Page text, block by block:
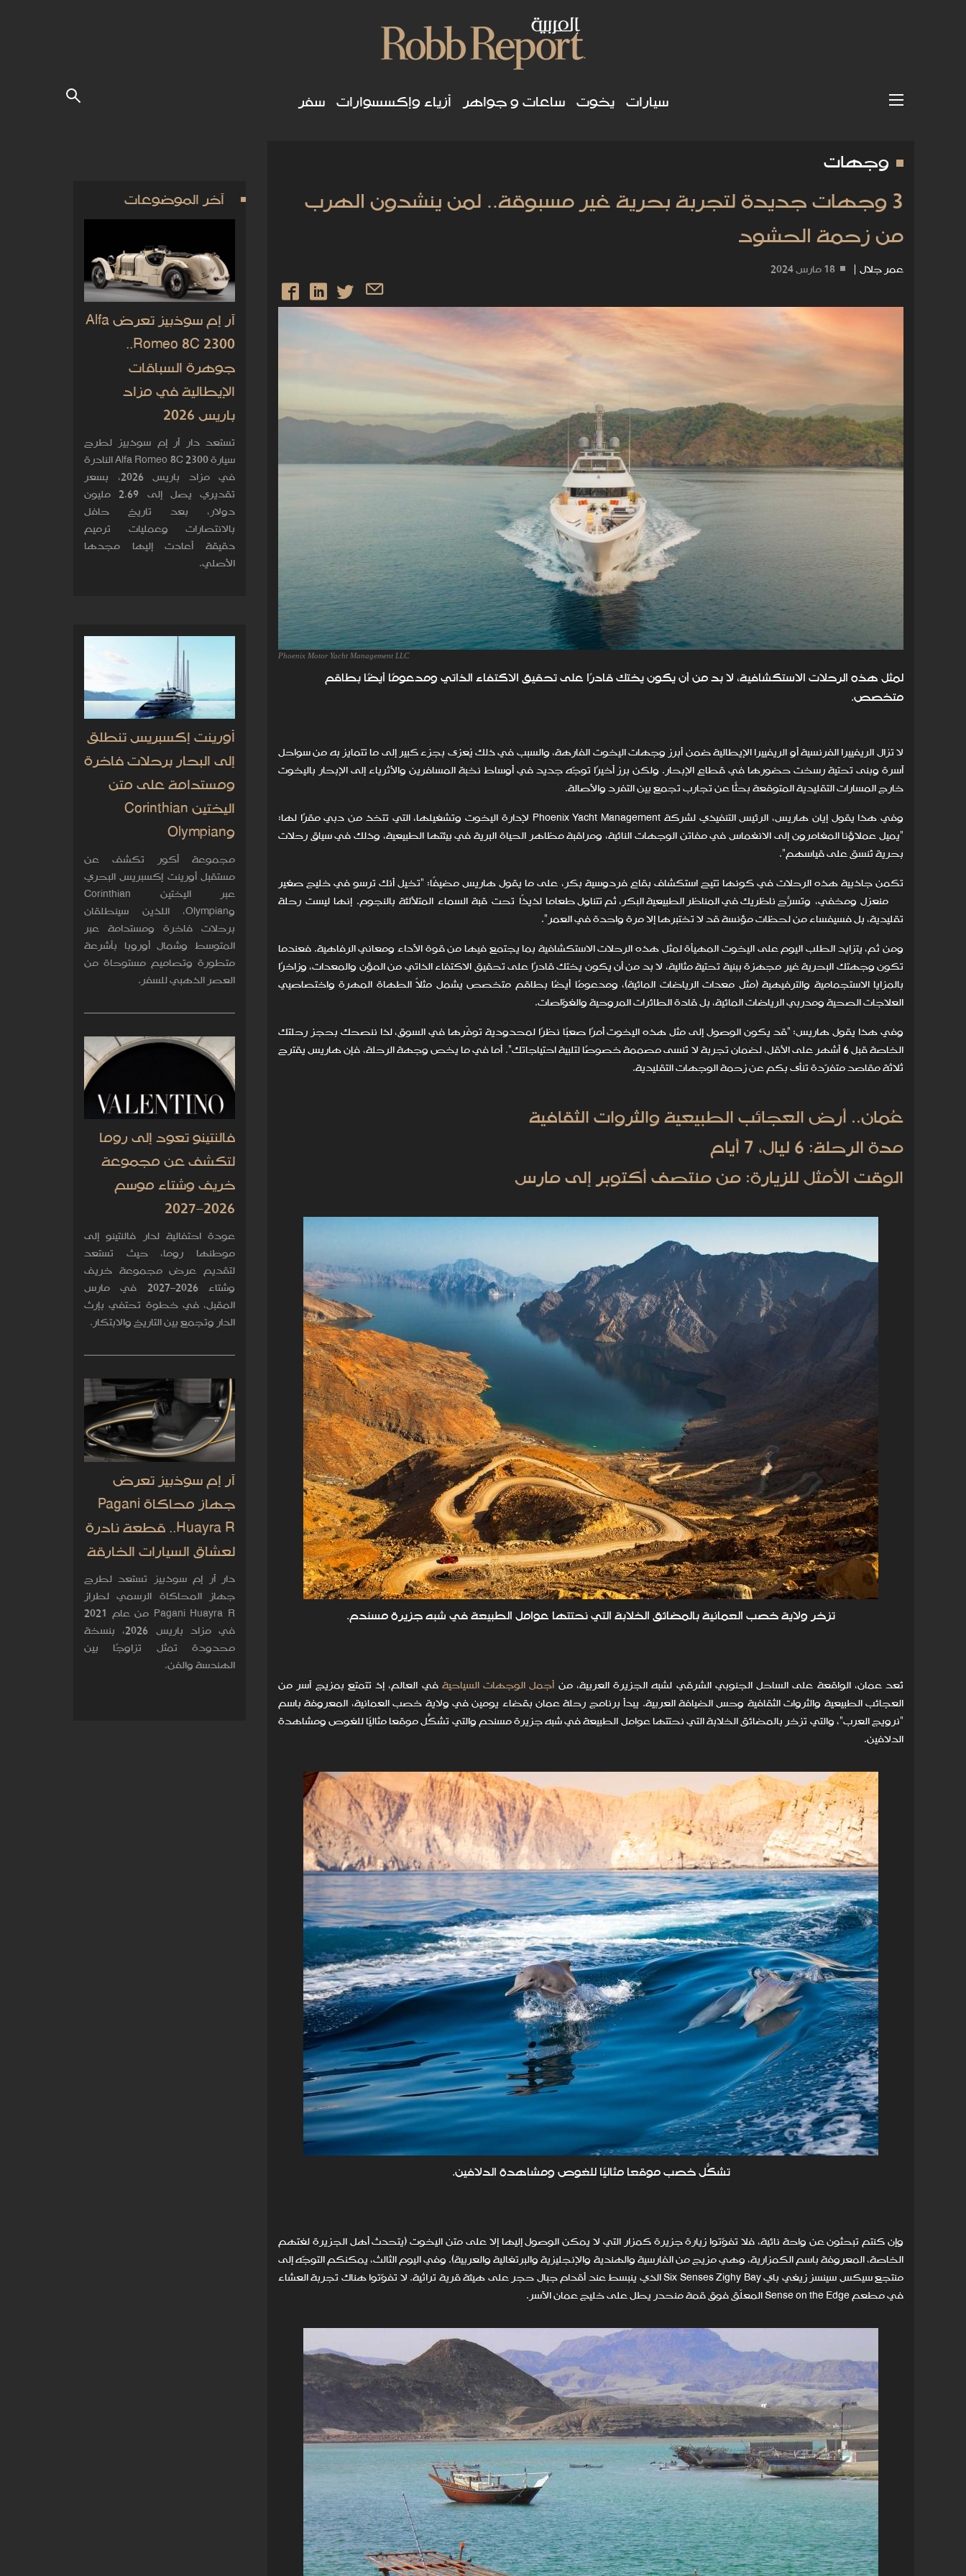
سيارات يخوت ساعات و جواهر أزياء وإكسسوارات سفر
وجهات
3 وجهات جديدة لتجربة بحرية غير مسبوقة.. لمن ينشدون الهرب
من زحمة الحشود
عمر جلال | 18 مارس 2024
لمثل هذه الرحلات الاستكشافية، لا بد من أن يكون يختك قادرًا على تحقيق الاكتفاء الذاتي ومدعومًا أيضًا بطاقم
متخصص.
Phoenix Motor Yacht Management LLC
لا تزال الريفييرا الفرنسية أو الريفييرا الإيطالية ضمن أبرز وجهات اليخوت الفارهة، والسبب في ذلك يُعزى بجزء كبير إلى ما تتمايز به من سواحل
آسرة وبنى تحتية رسخت حضورها في قطاع الإبحار. ولكن برز أخيرًا توجّه جديد في أوساط نخبة المسافرين والأثرياء إلى الإبحار باليخوت
خارج المسارات التقليدية المتوقعة بحثًا عن تجارب تجمع بين التفرد والأصالة.
وفي هذا يقول إيان هاريس، الرئيس التنفيذي لشركة Phoenix Yacht Management لإدارة اليخوت وتشغيلها، التي تتخذ من دبي مقرًا لها:
"يميل عملاؤنا المغامرون إلى الانغماس في مفاتن الوجهات النائية، ومراقبة مظاهر الحياة البرية في بيئتها الطبيعية، وذلك في سياق رحلات
بحرية تُنسق على قياسهم".
تكمن جاذبية هذه الرحلات في كونها تتيح استكشاف بقاع فردوسية بكر، على ما يقول هاريس مضيفًا: "تخيل أنك ترسو في خليج صغير
منعزل ومخفي، وتسرّح ناظريك في المناظر الطبيعية البكر، ثم تتناول طعامًا لذيذًا تحت قبة السماء المتلألئة بالنجوم. إنها ليست رحلة
تقليدية، بل فسيفساء من لحظات مؤنسة قد لا تختبرها إلا مرة واحدة في العمر".
ومن ثم، يتزايد الطلب اليوم على اليخوت المهيأة لمثل هذه الرحلات الاستكشافية بما يجتمع فيها من قوة الأداء ومعاني الرفاهية. فعندما
تكون وجهتك البحرية غير مجهزة ببنية تحتية مثالية، لا بد من أن يكون يختك قادرًا على تحقيق الاكتفاء الذاتي من المؤن والمعدات، وزاخرًا
بالمزايا الاستجمامية والترفيهية (مثل معدات الرياضات المائية)، ومدعومًا أيضًا بطاقم متخصص يشمل مثلاً الطهاة المهرة واختصاصيي
العلاجات الصحية ومدربي الرياضات المائية، بل قادة الطائرات المروحية والغوّاصات.
وفي هذا يقول هاريس: "قد يكون الوصول إلى مثل هذه اليخوت أمرًا صعبًا نظرًا لمحدودية توفّرها في السوق، لذا ننصحك بحجز رحلتك
الخاصة قبل 6 أشهر على الأقل، لضمان تجربة لا تُنسى مصممة خصوصًا لتلبية احتياجاتك". أما في ما يخص وجهة الرحلة، فإن هاريس يقترح
ثلاثة مقاصد متفرّدة تنأى بكم عن زحمة الوجهات التقليدية.
عُمان.. أرض العجائب الطبيعية والثروات الثقافية
مدة الرحلة: 6 ليال، 7 أيام
الوقت الأمثل للزيارة: من منتصف أكتوبر إلى مارس
تزخر ولاية خصب العمانية بالمضائق الخلابة التي نحتتها عوامل الطبيعة في شبه جزيرة مسندم.
تُعد عمان، الواقعة على الساحل الجنوبي الشرقي لشبه الجزيرة العربية، من أجمل الوجهات السياحية في العالم، إذ تتمتع بمزيج آسر من
العجائب الطبيعية والثروات الثقافية وحس الضيافة العربية. يبدأ برنامج رحلة عمان بقضاء يومين في ولاية خصب العمانية، المعروفة باسم
"نرويج العرب"، والتي تزخر بالمضائق الخلابة التي نحتتها عوامل الطبيعة في شبه جزيرة مسندم والتي تشكّل موقعًا مثاليًا للغوص ومشاهدة
الدلافين.
تشكّل خصب موقعًا مثاليًا للغوص ومشاهدة الدلافين.
وإن كنتم تبحثون عن واحة نائية، فلا تفوّتوا زيارة جزيرة كمزار التي لا يمكن الوصول إليها إلا على متن اليخوت (يتحدث أهل الجزيرة لغتهم
الخاصة، المعروفة باسم الكمزارية، وهي مزيج من الفارسية والهندية والإنجليزية والبرتغالية والعربية). وفي اليوم الثالث، يمكنكم التوجّه إلى
منتجع سيكس سينسز زيغي باي Six Senses Zighy Bay الذي ينبسط عند أقدام جبال حجر على هيئة قرية تراثية. لا تفوّتوا هناك تجربة العشاء
في مطعم Sense on the Edge المعلّق فوق قمة منحدر يطل على خليج عمان الآسر.
آخر الموضوعات
آر إم سوذبيز تعرض Alfa
Romeo 8C 2300..
جوهرة السباقات
الإيطالية في مزاد
باريس 2026
تستعد دار آر إم سوذبيز لطرح
سيارة Alfa Romeo 8C 2300 النادرة
في مزاد باريس 2026، بسعر
تقديري يصل إلى 2.69 مليون
دولار، بعد تاريخ حافل
بالانتصارات وعمليات ترميم
دقيقة أعادت إليها مجدها
الأصلي.
أورينت إكسبريس تنطلق
إلى البحار برحلات فاخرة
ومستدامة على متن
اليختين Corinthian
وOlympian
مجموعة أكور تكشف عن
مستقبل أورينت إكسبريس البحري
عبر اليختين Corinthian
وOlympian، اللذين سينطلقان
برحلات فاخرة ومستدامة عبر
المتوسط وشمال أوروبا بأشرعة
متطورة وتصاميم مستوحاة من
العصر الذهبي للسفر.
فالنتينو تعود إلى روما
لتكشف عن مجموعة
خريف وشتاء موسم
2026–2027
عودة احتفالية لدار فالنتينو إلى
موطنها روما، حيث تستعد
لتقديم عرض مجموعة خريف
وشتاء 2026–2027 في مارس
المقبل، في خطوة تحتفي بإرث
الدار وتجمع بين التاريخ والابتكار.
آر إم سوذبيز تعرض
جهاز محاكاة Pagani
Huayra R.. قطعة نادرة
لعشاق السيارات الخارقة
دار آر إم سوذبيز تستعد لطرح
جهاز المحاكاة الرسمي لطراز
Pagani Huayra R من عام 2021
في مزاد باريس 2026، بنسخة
محدودة تمثل تزاوجًا بين
الهندسة والفن.